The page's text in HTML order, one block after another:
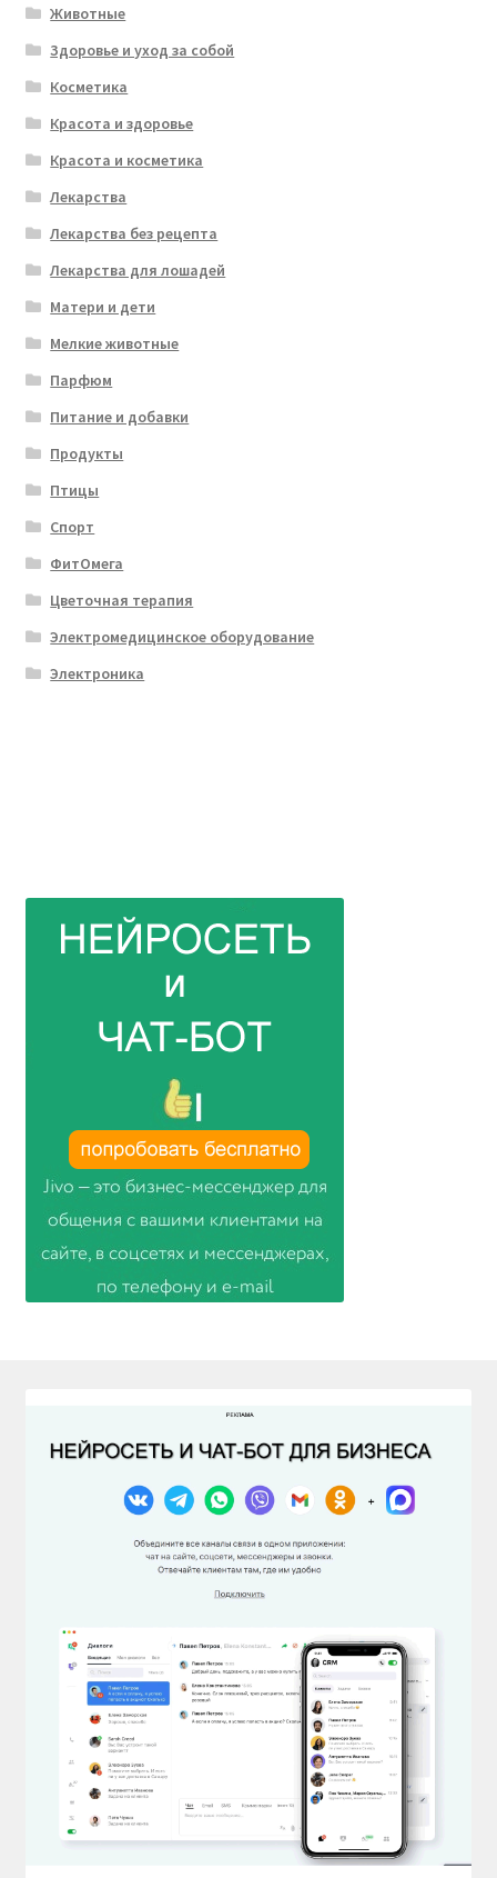
Животные
Здоровье и уход за собой
Косметика
Красота и здоровье
Красота и косметика
Лекарства
Лекарства без рецепта
Лекарства для лошадей
Матери и дети
Мелкие животные
Парфюм
Питание и добавки
Продукты
Птицы
Спорт
ФитОмега
Цветочная терапия
Электромедицинское оборудование
Электроника